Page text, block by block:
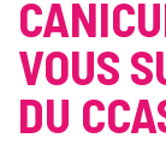
VOUS
DU